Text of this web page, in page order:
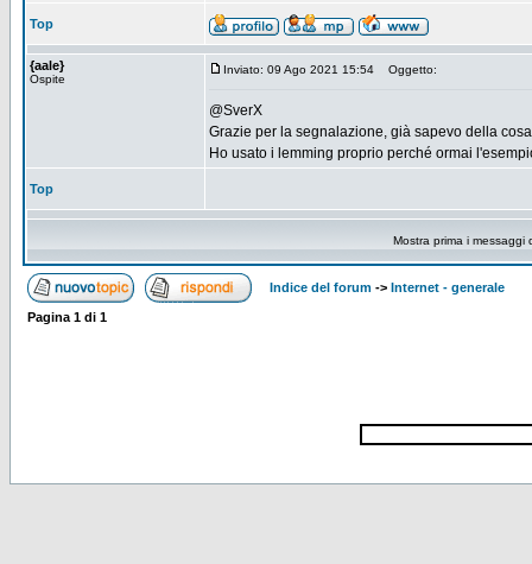
Top
{aale}
Ospite
Inviato: 09 Ago 2021 15:54 Oggetto:
@SverX
Grazie per la segnalazione, già sapevo della
Ho usato i lemming proprio perché ormai
Top
Mostra prima i messaggi
Indice del forum -> Internet - generale
Pagina 1 di 1